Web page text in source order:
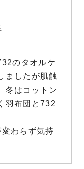
のタオルケ
ましたが肌触
冬はコットン
羽布団と732
わらず気持